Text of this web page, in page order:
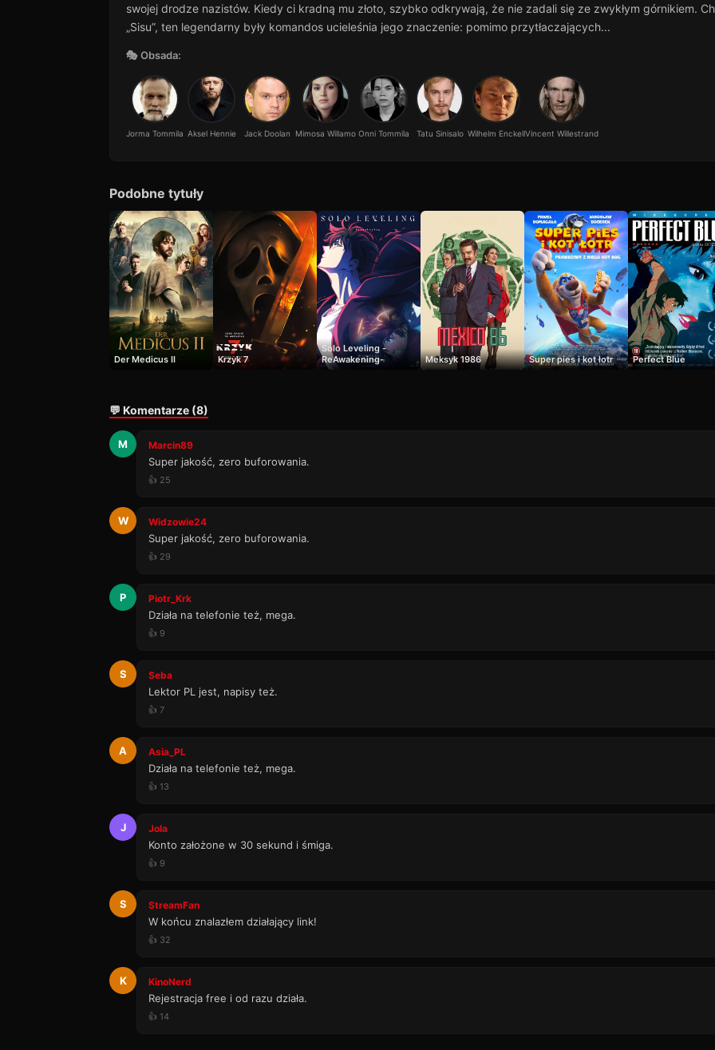
swojej drodze nazistów. Kiedy ci kradną mu złoto, szybko odkrywają, że nie zadali się ze zwykłym górnikiem.
„Sisu”, ten legendarny były komandos ucieleśnia jego znaczenie: pomimo przytłaczających...
🎭 Obsada:
Jorma Tommila Aksel Hennie Jack Doolan Mimosa Willamo Onni Tommila Tatu Sinisalo Wilhelm EnckellVincent Willestrand
Podobne tytuły
Der Medicus II Krzyk 7
Solo Leveling -
ReAwakening-
Meksyk 1986 Super pies i kot łotr Perfect Blue
💬 Komentarze (8)
M Marcin89
Super jakość, zero buforowania.
👍 25
W Widzowie24
Super jakość, zero buforowania.
👍 29
P Piotr_Krk
Działa na telefonie też, mega.
👍 9
S Seba
Lektor PL jest, napisy też.
👍 7
A Asia_PL
Działa na telefonie też, mega.
👍 13
J Jola
Konto założone w 30 sekund i śmiga.
👍 9
S StreamFan
W końcu znalazłem działający link!
👍 32
K KinoNerd
Rejestracja free i od razu działa.
👍 14